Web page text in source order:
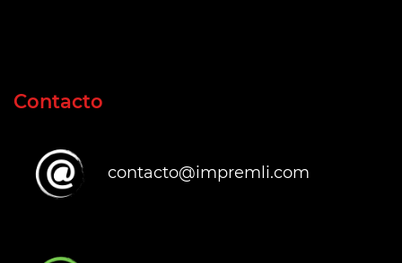
Contacto
contacto@impremli.com